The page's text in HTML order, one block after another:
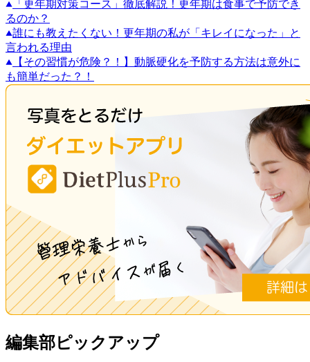
「更年期対策コース」徹底解説！更年期は食事で予防でき
るのか？
誰にも教えたくない！更年期の私が「キレイになった」と
言われる理由
【その習慣が危険？！】動脈硬化を予防する方法は意外に
も簡単だった？！
編集部ピックアップ